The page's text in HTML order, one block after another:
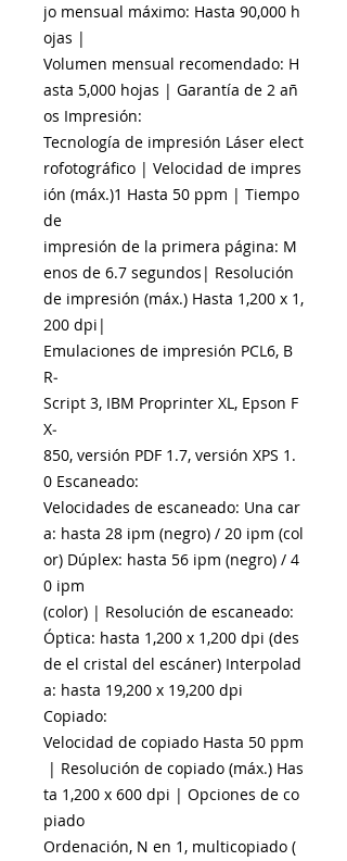
jo mensual máximo: Hasta 90,000 h
ojas |
Volumen mensual recomendado: H
asta 5,000 hojas | Garantía de 2 añ
os Impresión:
Tecnología de impresión Láser elect
rofotográfico | Velocidad de impres
ión (máx.)1 Hasta 50 ppm | Tiempo
de
impresión de la primera página: M
enos de 6.7 segundos| Resolución
de impresión (máx.) Hasta 1,200 x 1,
200 dpi|
Emulaciones de impresión PCL6, B
R­
Script 3, IBM Proprinter XL, Epson F
X­
850, versión PDF 1.7, versión XPS 1.
0 Escaneado:
Velocidades de escaneado: Una car
a: hasta 28 ipm (negro) / 20 ipm (col
or) Dúplex: hasta 56 ipm (negro) / 4
0 ipm
(color) | Resolución de escaneado:
Óptica: hasta 1,200 x 1,200 dpi (des
de el cristal del escáner) Interpolad
a: hasta 19,200 x 19,200 dpi
Copiado:
Velocidad de copiado Hasta 50 ppm
| Resolución de copiado (máx.) Has
ta 1,200 x 600 dpi | Opciones de co
piado
Ordenación, N en 1, multicopiado (